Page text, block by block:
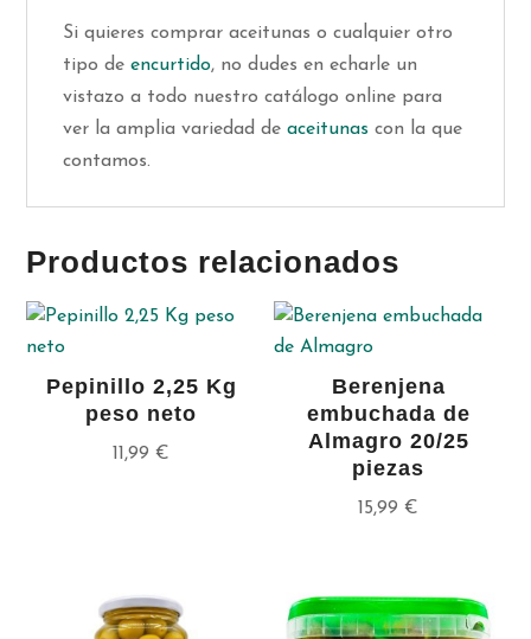
Si quieres comprar aceitunas o cualquier otro
tipo deencurtido, no dudes en echarle un
vistazo a todo nuestro catálogo online para
ver la amplia variedad deaceitunas con la que
contamos.
Productos relacionados
Pepinillo 2,25 Kg
peso neto
11,99€
Berenjena
embuchada de
Almagro 20/25
piezas
15,99€